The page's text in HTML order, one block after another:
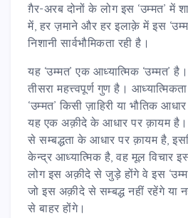
ग़ैर-अरब दोनों के लोग इस ‘उम्मत’ में
में, हर ज़माने और हर इलाक़े में इस
निशानी सार्वभौमिकता रही है।
यह ‘उम्मत’ एक आध्यात्मिक ‘उम्मत’
तीसरा महत्त्वपूर्ण गुण है।
‘उम्मत’ किसी ज़ाहिरी या भौतिक
यह एक अक़ीदे के आधार पर क़ायम है।
से सम्बद्धता के आधार पर क़ायम है,
केन्द्र आध्यात्मिक है, वह मूल विचार
लोग इस अक़ीदे से जुड़े होंगे वे इस
जो इस अक़ीदे से सम्बद्ध नहीं रहेंगे या
से बाहर होंगे।